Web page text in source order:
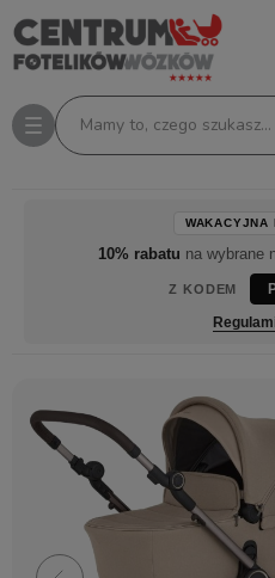
Mamy to, czego szukasz...
WAKACYJNA
10% rabatu na wybrane
Z KODEM